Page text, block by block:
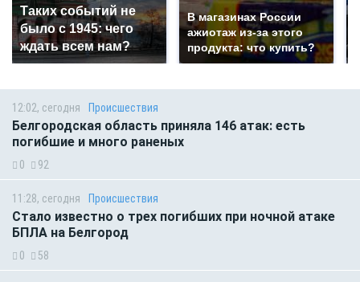
Таких событий не
было с 1945: чего
ждать всем нам?
В магазинах России
ажиотаж из-за этого
продукта: что купить?
12:02, сегодня Происшествия
Белгородская область приняла 146 атак: есть
погибшие и много раненых
0 92
11:28, сегодня Происшествия
Стало известно о трех погибших при ночной атаке
БПЛА на Белгород
0 58